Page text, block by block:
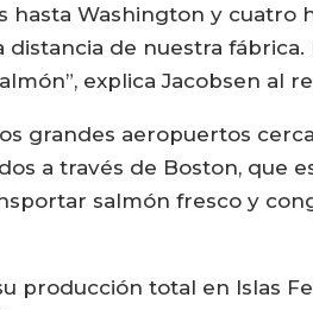
Washington y cuatro
de nuestra
explica Jacobsen al
grandes aeropuertos
a través de Boston, que
salmón fresco y
producción total en Islas